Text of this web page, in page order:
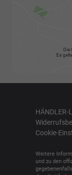
Die
Es
HÄNDLER-
Cookie-
Weitere
und zu den